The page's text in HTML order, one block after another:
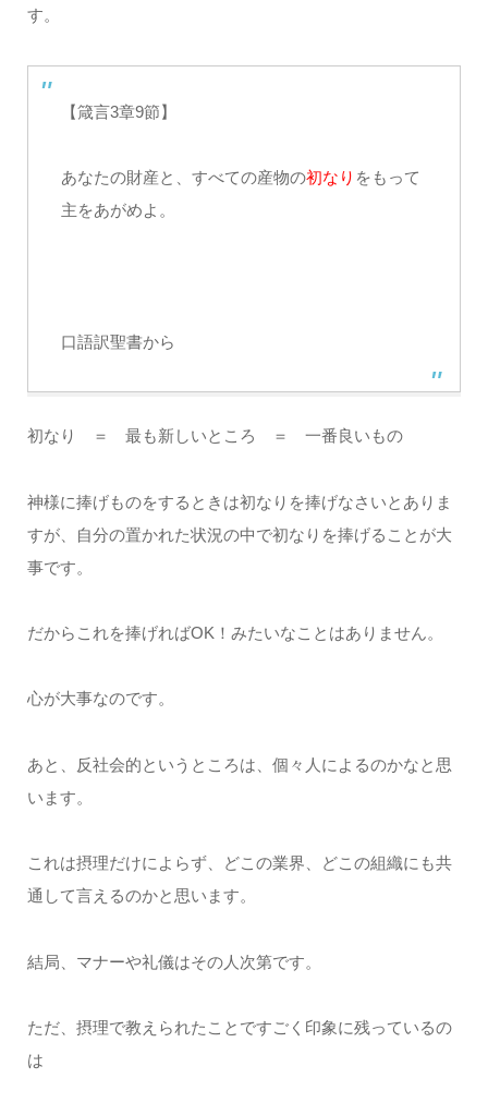
す。
【箴言3章9節】
あなたの財産と、すべての産物の初なり をもって
主をあがめよ。
口語訳聖書から
初なり ＝ 最も新しいところ ＝ 一番良いもの
神様に捧げものをするときは初なりを捧げなさいとありま
すが、自分の置かれた状況の中で初なりを捧げることが大
事です。
だからこれを捧げればOK！みたいなことはありません。
心が大事なのです。
あと、反社会的というところは、個々人によるのかなと思
います。
これは摂理だけによらず、どこの業界、どこの組織にも共
通して言えるのかと思います。
結局、マナーや礼儀はその人次第です。
ただ、摂理で教えられたことですごく印象に残っているの
は